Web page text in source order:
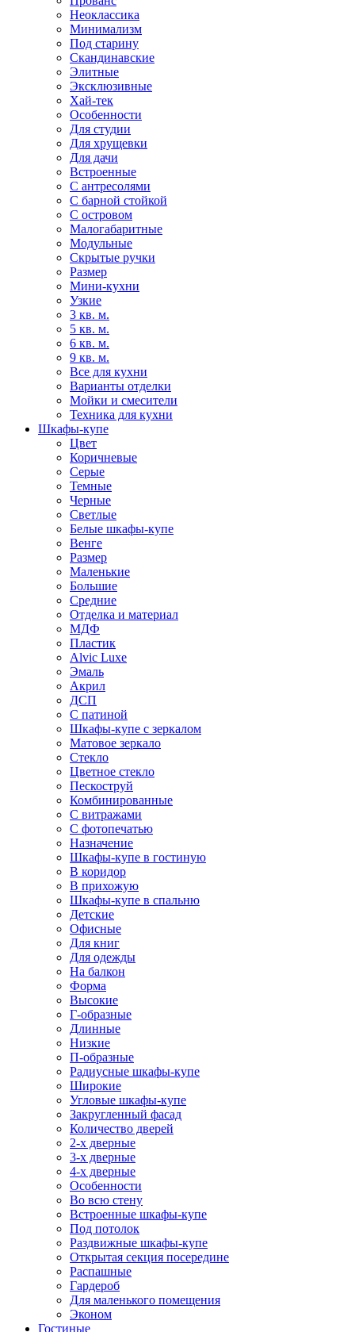
Неоклассика
Минимализм
Под старину
Скандинавские
Элитные
Эксклюзивные
Хай-тек
Особенности
Для студии
Для хрущевки
Для дачи
Встроенные
С антресолями
С барной стойкой
С островом
Малогабаритные
Модульные
Скрытые ручки
Размер
Мини-кухни
Узкие
3 кв. м.
5 кв. м.
6 кв. м.
9 кв. м.
Все для кухни
Варианты отделки
Мойки и смесители
Техника для кухни
Шкафы-купе
Цвет
Коричневые
Серые
Темные
Черные
Светлые
Белые шкафы-купе
Венге
Размер
Маленькие
Большие
Средние
Отделка и материал
МДФ
Пластик
Alvic Luxe
Эмаль
Акрил
ДСП
С патиной
Шкафы-купе с зеркалом
Матовое зеркало
Стекло
Цветное стекло
Пескоструй
Комбинированные
С витражами
С фотопечатью
Назначение
Шкафы-купе в гостиную
В коридор
В прихожую
Шкафы-купе в спальню
Детские
Офисные
Для книг
Для одежды
На балкон
Форма
Высокие
Г-образные
Длинные
Низкие
П-образные
Радиусные шкафы-купе
Широкие
Угловые шкафы-купе
Закругленный фасад
Количество дверей
2-х дверные
3-х дверные
4-х дверные
Особенности
Во всю стену
Встроенные шкафы-купе
Под потолок
Раздвижные шкафы-купе
Открытая секция посередине
Распашные
Гардероб
Для маленького помещения
Эконом
Гостиные